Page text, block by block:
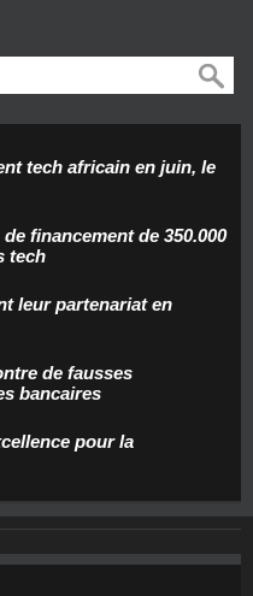
tech africain en juin, le
financement de 350.000
tech
leur partenariat en
de fausses
bancaires
pour la